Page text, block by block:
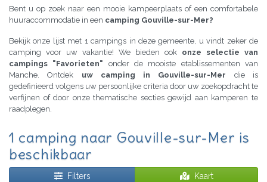
Bent u op zoek naar een mooie kampeerplaats of een comfortabele
huuraccommodatie in een camping Gouville-sur-Mer?
Bekijk onze lijst met 1 campings in deze gemeente, u vindt zeker de
camping voor uw vakantie! We bieden ook onze selectie van
campings "Favorieten" onder de mooiste etablissementen van
Manche. Ontdek uw camping in Gouville-sur-Mer die is
gedefinieerd volgens uw persoonlijke criteria door uw zoekopdracht te
verfijnen of door onze thematische secties gewijd aan kamperen te
raadplegen.
1 camping naar Gouville-sur-Mer is
beschikbaar
Filters Kaart